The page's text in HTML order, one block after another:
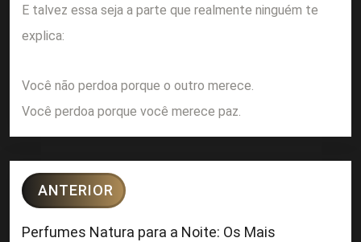
E talvez essa seja a parte que realmente ninguém te
explica:
Você não perdoa porque o outro merece.
Você perdoa porque você merece paz.
ANTERIOR
Perfumes Natura para a Noite: Os Mais